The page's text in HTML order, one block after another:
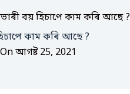
বয় হিচাপে কাম কৰি আছে ?
কাম কৰি আছে ?
On আগষ্ট 25, 2021